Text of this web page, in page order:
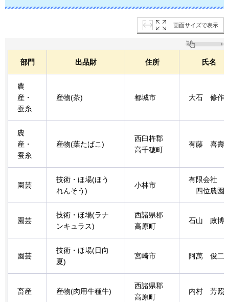
画面サイズで表示
部門 出品財 住所 氏名
農
産・
蚕糸
産物(茶) 都城市 大石 修作
農
産・
蚕糸
産物(葉たばこ)
西臼杵郡
高千穂町
有藤 喜壽
園芸
技術・ほ場(ほう
れんそう)
小林市
有限会社
四位農園
園芸
技術・ほ場(ラナ
ンキュラス)
西諸県郡
高原町
石山 政博
園芸
技術・ほ場(日向
夏)
宮崎市 阿萬 俊二
畜産 産物(肉用牛種牛)
西諸県郡
高原町
内村 芳照